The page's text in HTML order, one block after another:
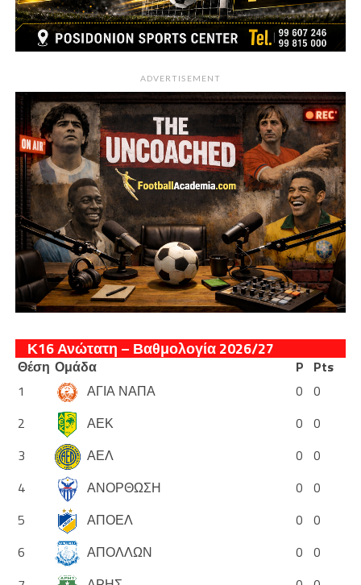
ADVERTISEMENT
Κ16 Ανώτατη – Βαθμολογία 2026/27
Θέση Ομάδα P Pts
1
ΑΓΙΑ ΝΑΠΑ 0 0
2
ΑΕΚ 0 0
3
ΑΕΛ 0 0
4
ΑΝΟΡΘΩΣΗ 0 0
5
ΑΠΟΕΛ 0 0
6
ΑΠΟΛΛΩΝ 0 0